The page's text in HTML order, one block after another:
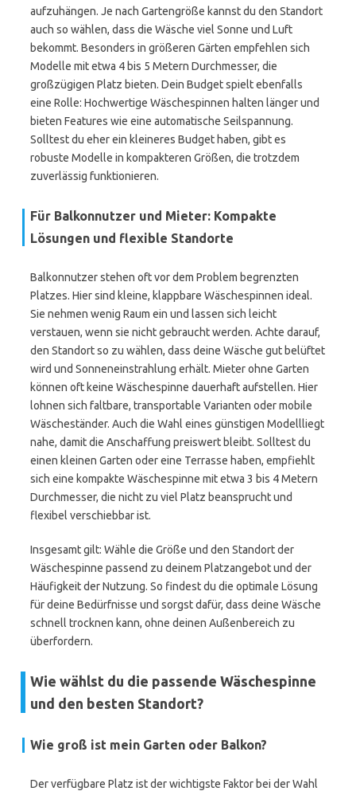
aufzuhängen. Je nach Gartengröße kannst du den Standort
auch so wählen, dass die Wäsche viel Sonne und Luft
bekommt. Besonders in größeren Gärten empfehlen sich
Modelle mit etwa 4 bis 5 Metern Durchmesser, die
großzügigen Platz bieten. Dein Budget spielt ebenfalls
eine Rolle: Hochwertige Wäschespinnen halten länger und
bieten Features wie eine automatische Seilspannung.
Solltest du eher ein kleineres Budget haben, gibt es
robuste Modelle in kompakteren Größen, die trotzdem
zuverlässig funktionieren.
Für Balkonnutzer und Mieter: Kompakte
Lösungen und flexible Standorte
Balkonnutzer stehen oft vor dem Problem begrenzten
Platzes. Hier sind kleine, klappbare Wäschespinnen ideal.
Sie nehmen wenig Raum ein und lassen sich leicht
verstauen, wenn sie nicht gebraucht werden. Achte darauf,
den Standort so zu wählen, dass deine Wäsche gut belüftet
wird und Sonneneinstrahlung erhält. Mieter ohne Garten
können oft keine Wäschespinne dauerhaft aufstellen. Hier
lohnen sich faltbare, transportable Varianten oder mobile
Wäscheständer. Auch die Wahl eines günstigen Modellliegt
nahe, damit die Anschaffung preiswert bleibt. Solltest du
einen kleinen Garten oder eine Terrasse haben, empfiehlt
sich eine kompakte Wäschespinne mit etwa 3 bis 4 Metern
Durchmesser, die nicht zu viel Platz beansprucht und
flexibel verschiebbar ist.
Insgesamt gilt: Wähle die Größe und den Standort der
Wäschespinne passend zu deinem Platzangebot und der
Häufigkeit der Nutzung. So findest du die optimale Lösung
für deine Bedürfnisse und sorgst dafür, dass deine Wäsche
schnell trocknen kann, ohne deinen Außenbereich zu
überfordern.
Wie wählst du die passende Wäschespinne
und den besten Standort?
Wie groß ist mein Garten oder Balkon?
Der verfügbare Platz ist der wichtigste Faktor bei der Wahl